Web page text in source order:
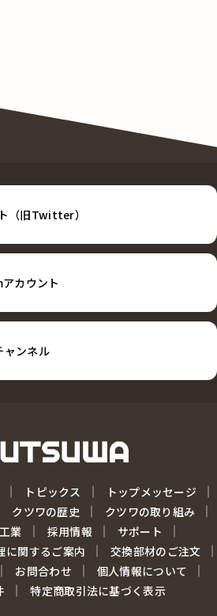
（旧Twitter）
カウント
ンネル
トピックス
トップメッセージ
クツワの歴史
クツワの取り組み
業
採用情報
サポート
に関するご案内
交換部材のご注文
お問合わせ
個人情報について
特定商取引法に基づく表示